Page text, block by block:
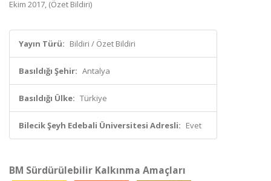
Ekim 2017, (Özet Bildiri)
Yayın Türü: Bildiri / Özet Bildiri
Basıldığı Şehir: Antalya
Basıldığı Ülke: Türkiye
Bilecik Şeyh Edebali Üniversitesi Adresli: Evet
BM Sürdürülebilir Kalkınma Amaçları